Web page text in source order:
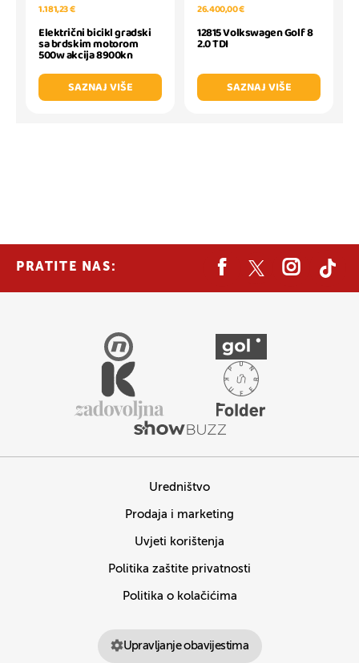
1.181,23 €
Električni bicikl gradski
sa brdskim motorom
500w akcija 8900kn
SAZNAJ VIŠE
26.400,00 €
12815 Volkswagen Golf 8
2.0 TDI
SAZNAJ VIŠE
PRATITE NAS:
Uredništvo
Prodaja i marketing
Uvjeti korištenja
Politika zaštite privatnosti
Politika o kolačićima
Upravljanje obavijestima